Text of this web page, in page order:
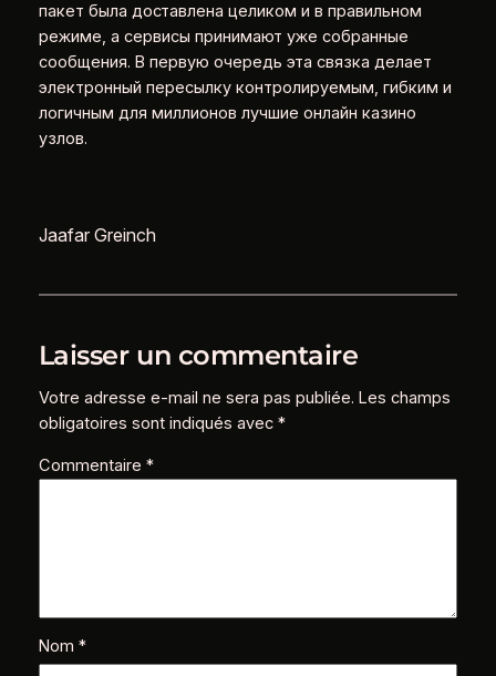
пакет была доставлена целиком и в правильном
режиме, а сервисы принимают уже собранные
сообщения. В первую очередь эта связка делает
электронный пересылку контролируемым, гибким и
логичным для миллионов лучшие онлайн казино
узлов.
Jaafar Greinch
Laisser un commentaire
Votre adresse e-mail ne sera pas publiée. Les champs
obligatoires sont indiqués avec *
Commentaire *
Nom *